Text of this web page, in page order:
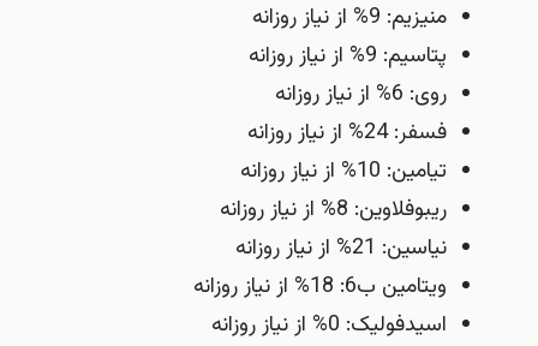
منیزیم: 9% از نیاز روزانه
پتاسیم: 9% از نیاز روزانه
روی: 6% از نیاز روزانه
فسفر: 24% از نیاز روزانه
تیامین: 10% از نیاز روزانه
ریبوفلاوین: 8% از نیاز روزانه
نیاسین: 21% از نیاز روزانه
ویتامین ب6: 18% از نیاز روزانه
اسیدفولیک: 0% از نیاز روزانه